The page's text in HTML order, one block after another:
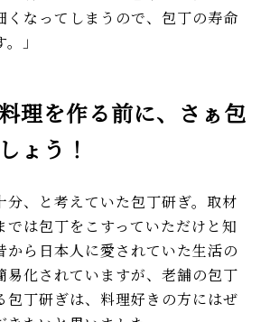
くなってしまうので、包丁の寿命
」
理を作る前に、さぁ包
ょう！
分、と考えていた包丁研ぎ。取材
では包丁をこすっていただけと知
から日本人に愛されていた生活の
易化されていますが、老舗の包丁
包丁研ぎは、料理好きの方にはぜ